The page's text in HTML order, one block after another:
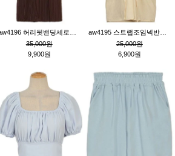
35,000원
9,900원
25,000원
6,900원